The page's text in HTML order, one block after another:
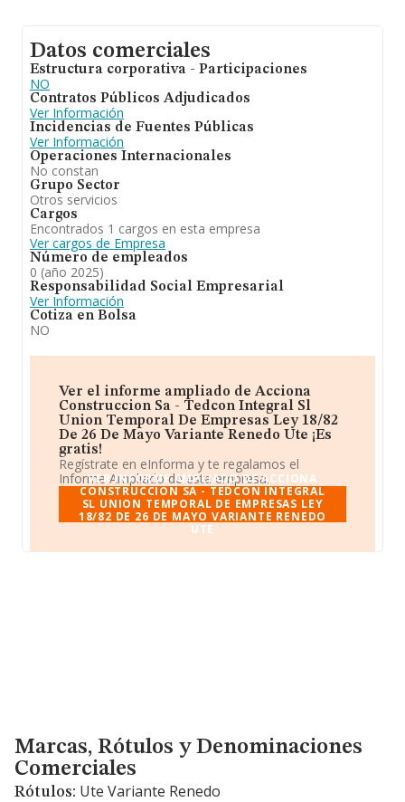
Datos comerciales
Estructura corporativa - Participaciones
NO
Contratos Públicos Adjudicados
Ver Información
Incidencias de Fuentes Públicas
Ver Información
Operaciones Internacionales
No constan
Grupo Sector
Otros servicios
Cargos
Encontrados 1 cargos en esta empresa
Ver cargos de Empresa
Número de empleados
0 (año 2025)
Responsabilidad Social Empresarial
Ver Información
Cotiza en Bolsa
NO
Ver el informe ampliado de Acciona
Construccion Sa - Tedcon Integral Sl
Union Temporal De Empresas Ley 18/82
De 26 De Mayo Variante Renedo Ute ¡Es
gratis!
Regístrate en eInforma y te regalamos el
Informe Ampliado de esta empresa.
VER INFORME AMPLIADO DE ACCIONA
CONSTRUCCION SA - TEDCON INTEGRAL
SL UNION TEMPORAL DE EMPRESAS LEY
18/82 DE 26 DE MAYO VARIANTE RENEDO
UTE
Marcas, Rótulos y Denominaciones Comerciales
Marcas, Rótulos y Denominaciones
Comerciales
Rótulos: Ute Variante Renedo